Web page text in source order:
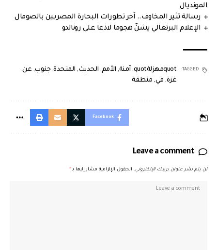
المونديال
رسالة تثير المخاوف.. آخر تطورات البحارة المصريين بالصومال
الإعلام البرتغالي يشنّ هجوما لاذعا على رونالدو
TAGGED: quotمهزلةquot , آمنة, الأمم, الحديث, المتحدة,جنوب, عن,
غزة, في, منطقة
Facebook
Leave a comment
لن يتم نشر عنوان بريدك الإلكتروني. الحقول الإلزامية مشار إليها بـ *